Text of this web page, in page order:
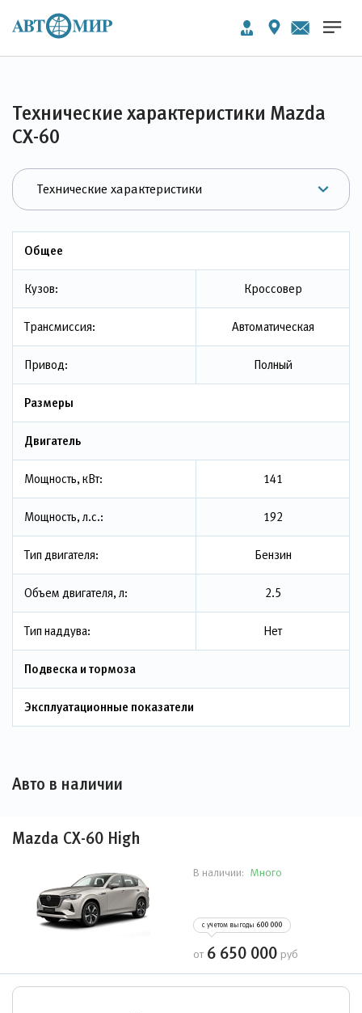
Технические характеристики Mazda
CX-60
Общее
Кузов: Кроссовер
Трансмиссия: Автоматическая
Привод: Полный
Размеры
Двигатель
Мощность, кВт: 141
Мощность, л.с.: 192
Тип двигателя: Бензин
Объем двигателя, л: 2.5
Тип наддува: Нет
Подвеска и тормоза
Эксплуатационные показатели
Авто в наличии
Mazda CX-60 High
В наличии: Много
с учетом выгоды 600 000
от 6 650 000 руб